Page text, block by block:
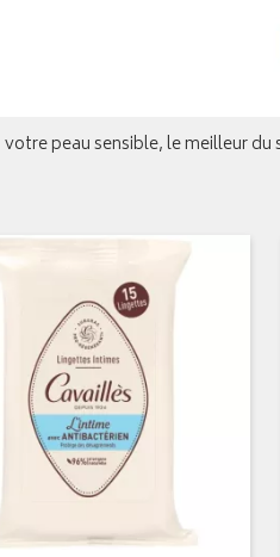
peau sensible, le meilleur